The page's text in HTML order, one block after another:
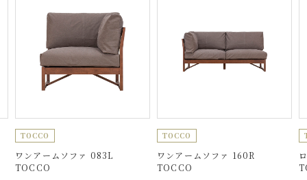
TOCCO
ワンアームソファ 083L
TOCCO
TOCCO
ワンアームソファ 160R
TOCCO